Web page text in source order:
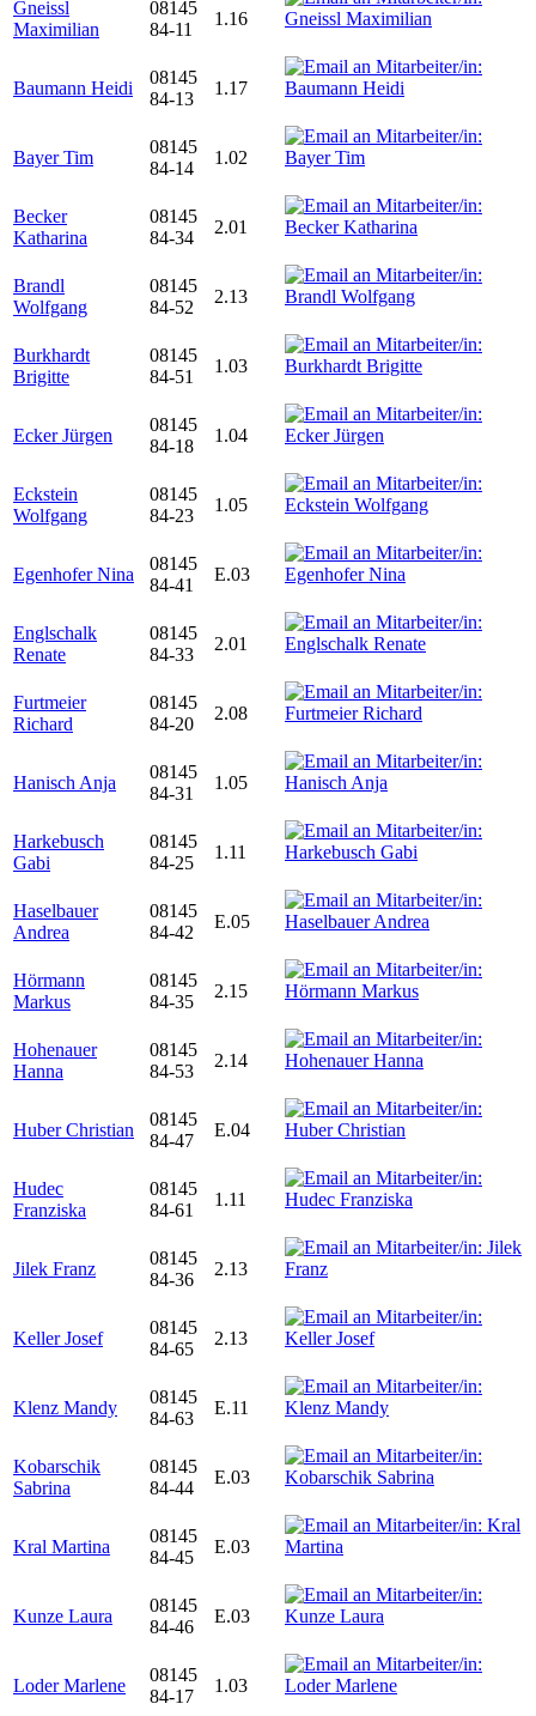
Gneissl
Maximilian
08145
84-11
1.16
Baumann Heidi
08145
84-13
1.17
Bayer Tim
08145
84-14
1.02
Becker
Katharina
08145
84-34
2.01
Brandl
Wolfgang
08145
84-52
2.13
Burkhardt
Brigitte
08145
84-51
1.03
Ecker Jürgen
08145
84-18
1.04
Eckstein
Wolfgang
08145
84-23
1.05
Egenhofer Nina
08145
84-41
E.03
Englschalk
Renate
08145
84-33
2.01
Furtmeier
Richard
08145
84-20
2.08
Hanisch Anja
08145
84-31
1.05
Harkebusch
Gabi
08145
84-25
1.11
Haselbauer
Andrea
08145
84-42
E.05
Hörmann
Markus
08145
84-35
2.15
Hohenauer
Hanna
08145
84-53
2.14
Huber Christian
08145
84-47
E.04
Hudec
Franziska
08145
84-61
1.11
Jilek Franz
08145
84-36
2.13
Keller Josef
08145
84-65
2.13
Klenz Mandy
08145
84-63
E.11
Kobarschik
Sabrina
08145
84-44
E.03
Kral Martina
08145
84-45
E.03
Kunze Laura
08145
84-46
E.03
Loder Marlene
08145
84-17
1.03